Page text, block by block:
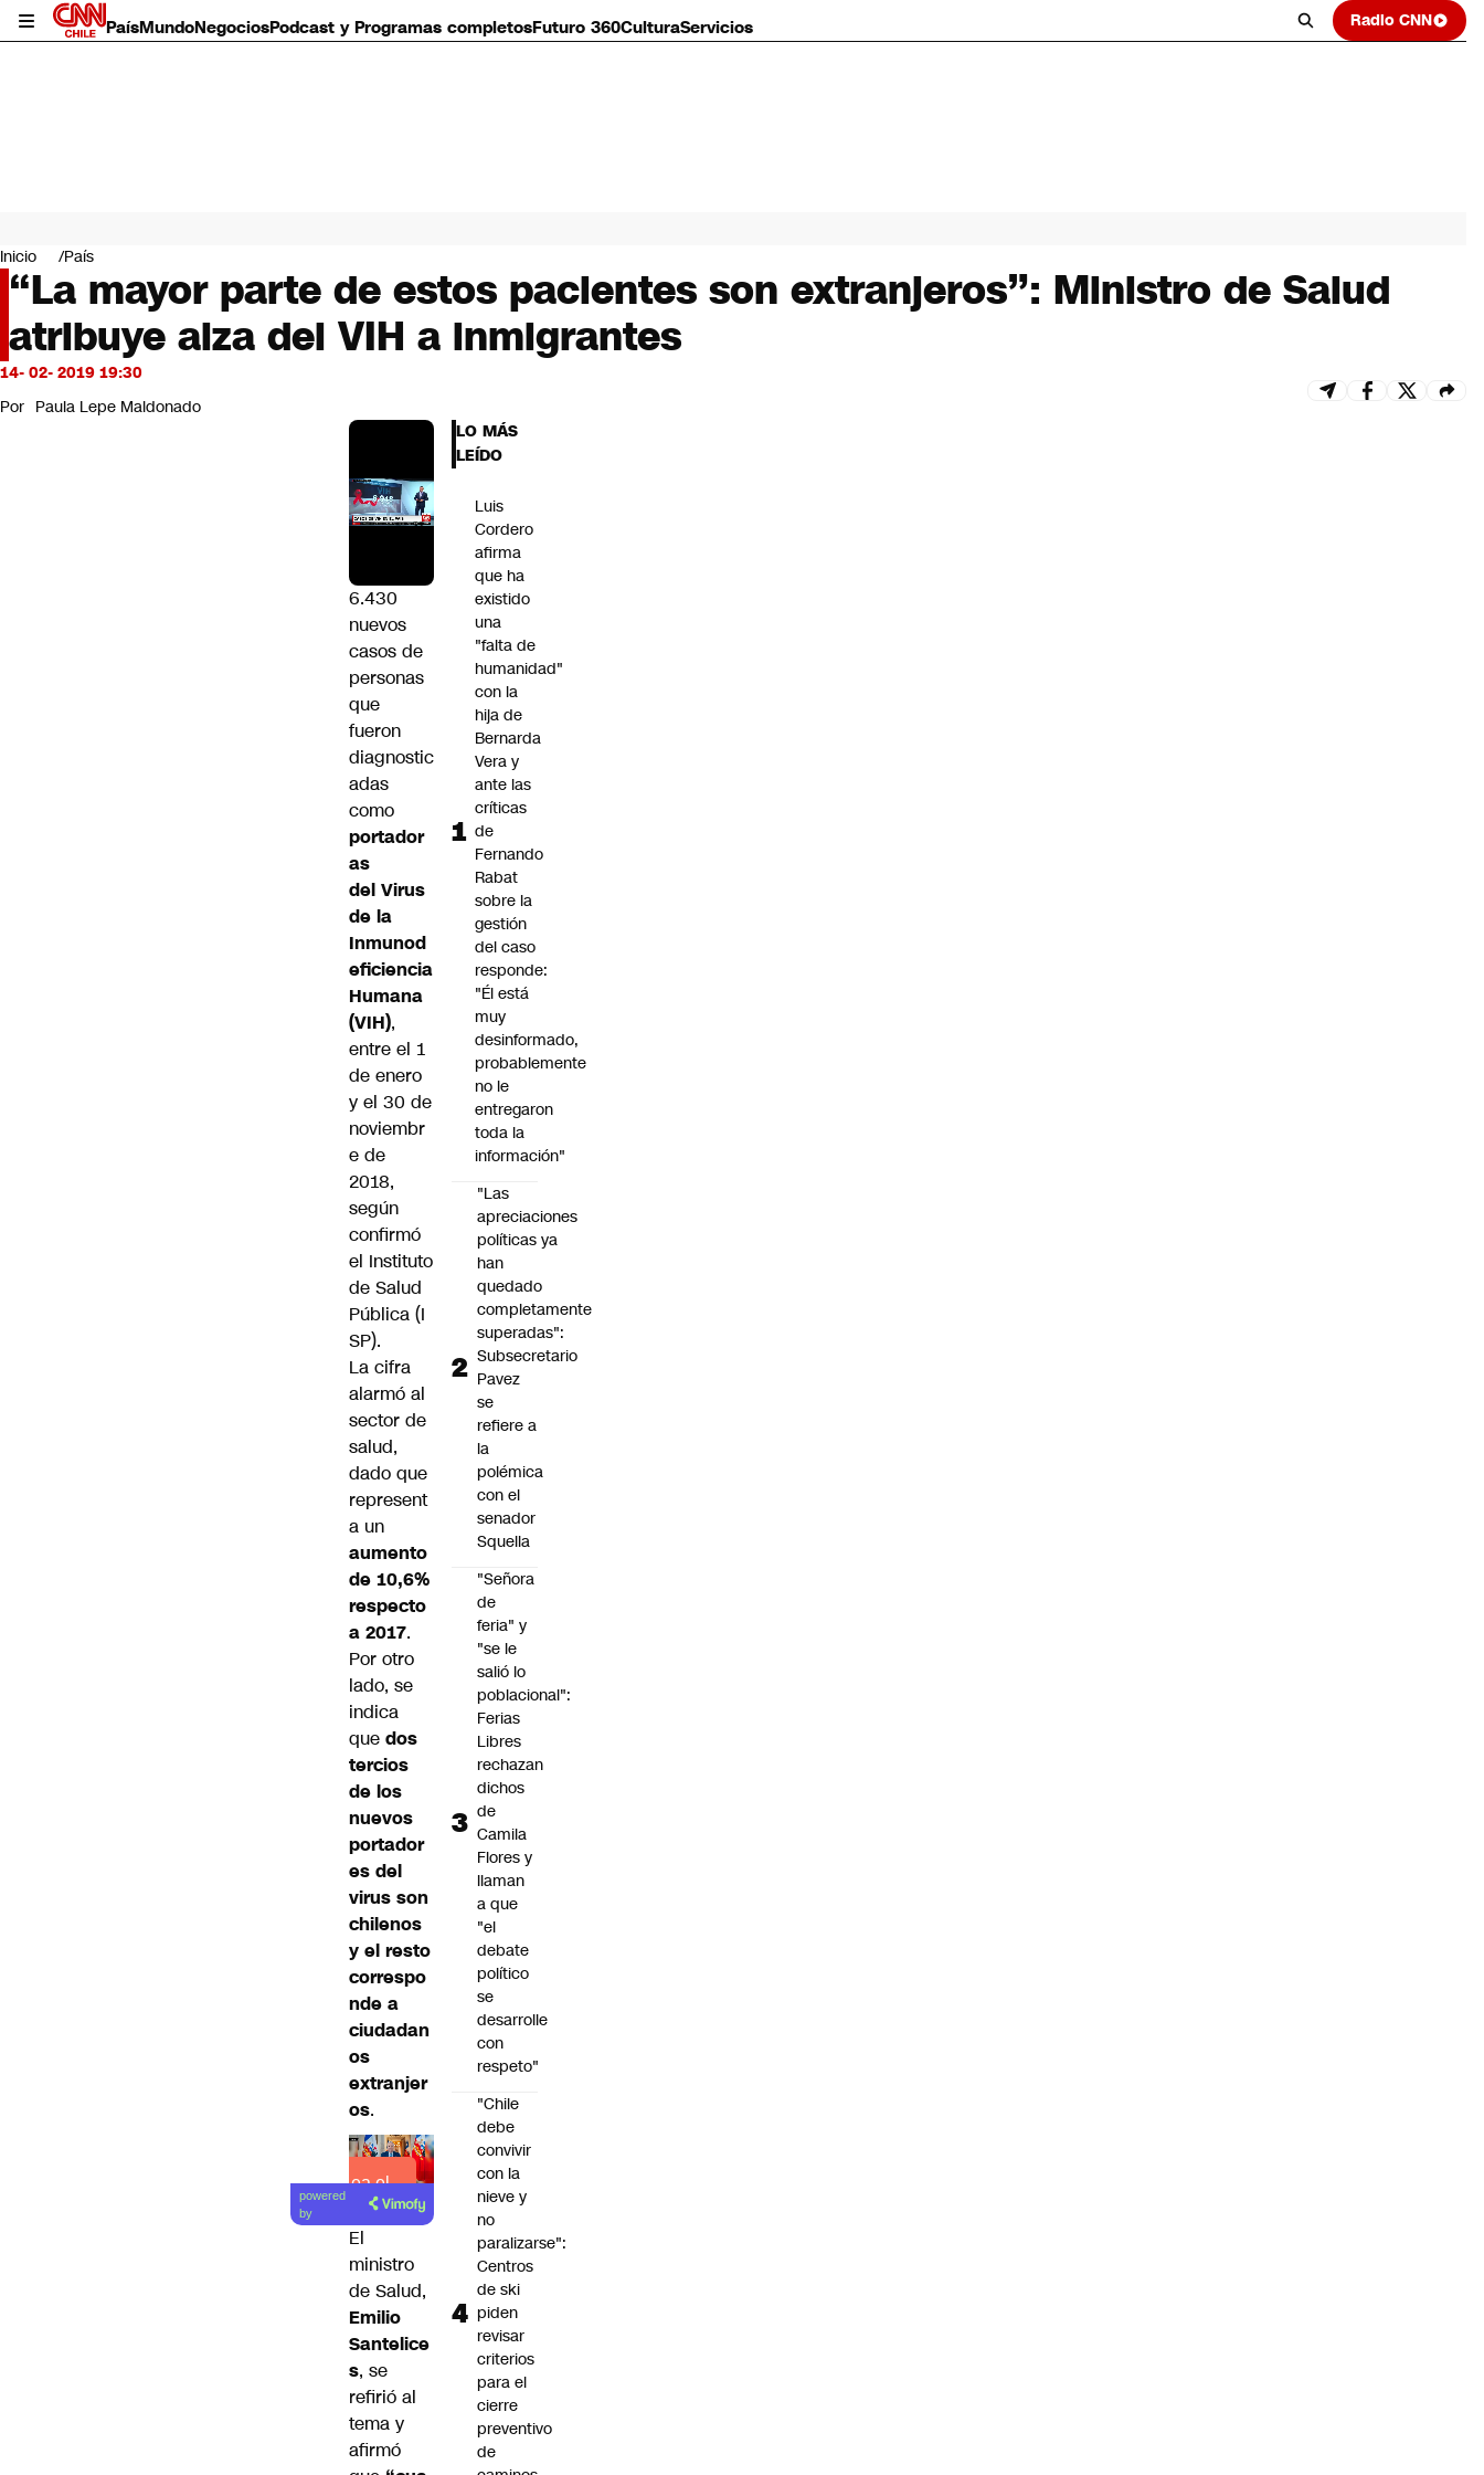
PaísMundoNegociosPodcast y Programas completosFuturo 360CulturaServicios Radio CNN
Mundo
Negocios
Deportes
Programas completos
Cultura
Servicios
Bits
CNN Data
Inicio País
“La mayor parte de estos pacientes son extranjeros”: Ministro de Salud
atribuye alza del VIH a inmigrantes
14- 02- 2019 19:30
Por Paula Lepe Maldonado
6.430
nuevos
casos de
personas
que
fueron
diagnostic
adas
como
portador
as
del Virus
de la
Inmunod
eficiencia
Humana
(VIH),
entre el 1
de enero
y el 30 de
noviembr
e de
2018,
según
confirmó
el Instituto
de Salud
Pública (I
SP).
La cifra
alarmó al
sector de
salud,
dado que
represent
a un
aumento
de 10,6%
respecto
a 2017.
Por otro
lado, se
indica
que dos
tercios
de los
nuevos
portador
es del
virus son
chilenos
y el resto
correspo
nde a
ciudadan
os
extranjer
os.
Lea el
artículo
powered
by
El
ministro
de Salud,
Emilio
Santelice
s, se
refirió al
tema y
afirmó
LO MÁS
LEÍDO
Luis
Cordero
afirma
que ha
existido
una
"falta de
humanidad"
con la
hija de
Bernarda
Vera y
ante las
críticas
de
Fernando
Rabat
sobre la
gestión
del caso
responde:
"Él está
muy
desinformado,
probablemente
no le
entregaron
toda la
información"
"Las
apreciaciones
políticas ya
han
quedado
completamente
superadas":
Subsecretario
Pavez
se
refiere a
la
polémica
con el
senador
Squella
"Señora
de
feria" y
"se le
salió lo
poblacional":
Ferias
Libres
rechazan
dichos
de
Camila
Flores y
llaman
a que
"el
debate
político
se
desarrolle
con
respeto"
"Chile
debe
convivir
con la
nieve y
no
paralizarse":
Centros
de ski
piden
revisar
criterios
para el
cierre
preventivo
de